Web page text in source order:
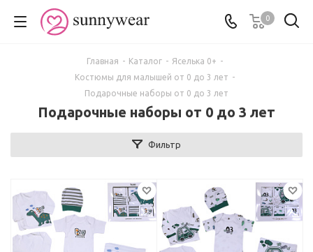
0
Главная - Каталог - Яселька 0+ -
Костюмы для малышей от 0 до 3 лет -
Подарочные наборы от 0 до 3 лет
Подарочные наборы от 0 до 3 лет
Фильтр